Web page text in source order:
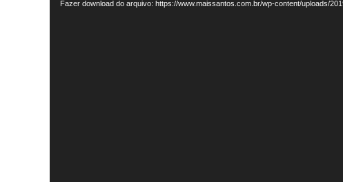
Fazer download do arquivo: https://www.maissantos.com.br/wp-content/uploads/